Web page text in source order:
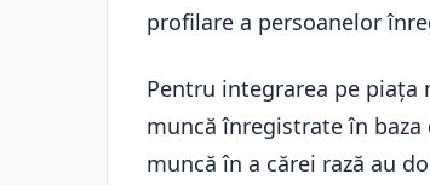
profilare a persoanelor
Pentru integrarea pe piaţa
muncă înregistrate în
muncă în a cărei rază au